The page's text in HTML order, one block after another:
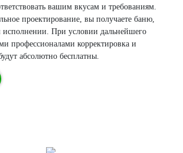
вашим вкусам и требованиям.
проектирование, вы получаете баню,
исполнении. При условии дальнейшего
профессионалами корректировка и
абсолютно бесплатны.